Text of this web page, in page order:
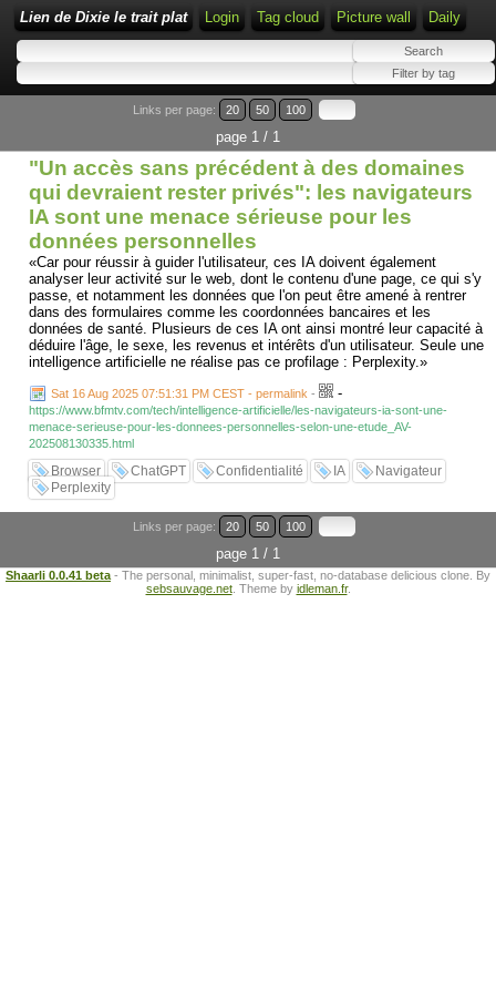
Lien de Dixie le trait plat Login Tag cloud Picture wall Daily
Links per page: 20 50 100
page 1 / 1
"Un accès sans précédent à des domaines
qui devraient rester privés": les navigateurs
IA sont une menace sérieuse pour les
données personnelles
«Car pour réussir à guider l'utilisateur, ces IA doivent également
analyser leur activité sur le web, dont le contenu d'une page, ce qui s'y
passe, et notamment les données que l'on peut être amené à rentrer
dans des formulaires comme les coordonnées bancaires et les
données de santé. Plusieurs de ces IA ont ainsi montré leur capacité à
déduire l'âge, le sexe, les revenus et intérêts d'un utilisateur. Seule une
intelligence artificielle ne réalise pas ce profilage : Perplexity.»
Sat 16 Aug 2025 07:51:31 PM CEST - permalink - -
https://www.bfmtv.com/tech/intelligence-artificielle/les-navigateurs-ia-sont-une-
menace-serieuse-pour-les-donnees-personnelles-selon-une-etude_AV-
202508130335.html
Browser ChatGPT Confidentialité IA
Navigateur
Perplexity
Links per page: 20 50 100
page 1 / 1
Shaarli 0.0.41 beta - The personal, minimalist, super-fast, no-database delicious clone. By
sebsauvage.net. Theme by idleman.fr.